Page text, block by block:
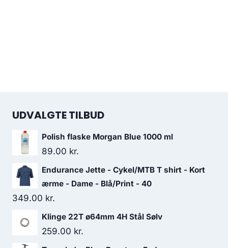
UDVALGTE TILBUD
Polish flaske Morgan Blue 1000 ml
89.00 kr.
Endurance Jette - Cykel/MTB T shirt - Kort
ærme - Dame - Blå/Print - 40
349.00 kr.
Klinge 22T ø64mm 4H Stål Sølv
259.00 kr.